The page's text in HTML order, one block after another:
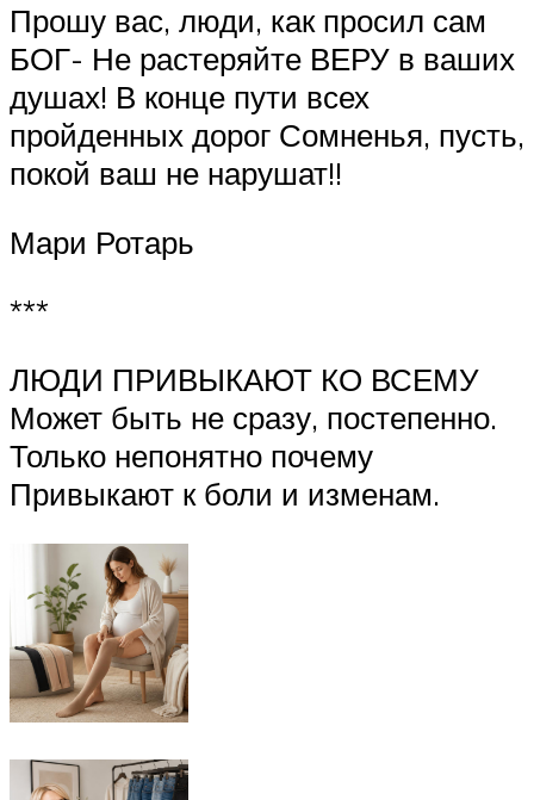
Прошу вас, люди, как просил сам
БОГ- Не растеряйте ВЕРУ в ваших
душах! В конце пути всех
пройденных дорог Сомненья, пусть,
покой ваш не нарушат!!
Мари Ротарь
***
ЛЮДИ ПРИВЫКАЮТ КО ВСЕМУ
Может быть не сразу, постепенно.
Только непонятно почему
Привыкают к боли и изменам.